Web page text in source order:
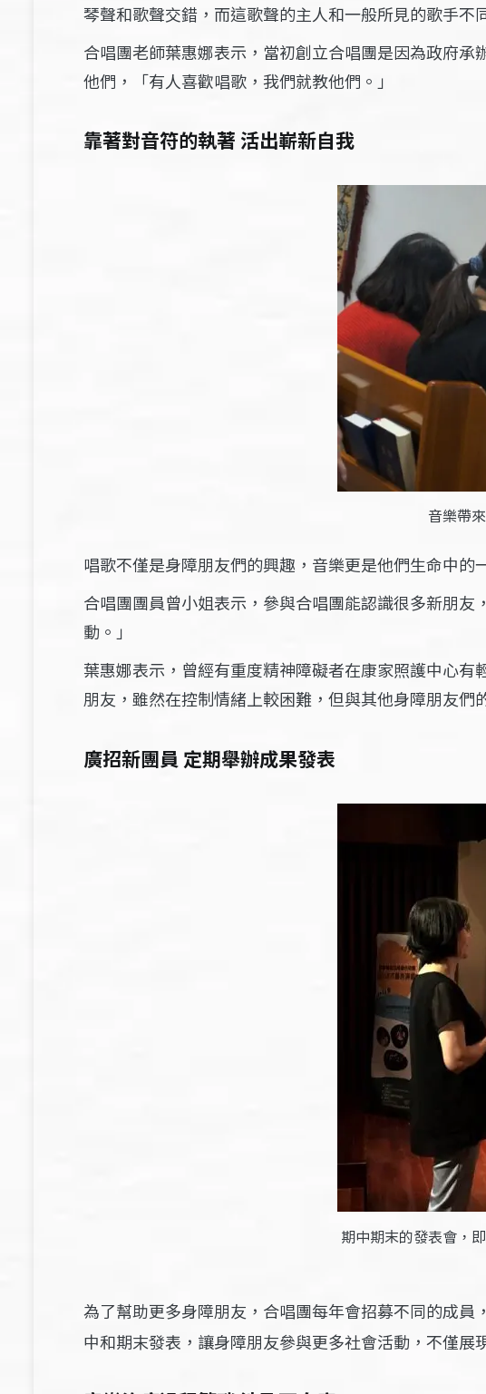
琴聲和歌聲交錯，而這歌聲的主人和一般所見的歌手
合唱團老師葉惠娜表示，當初創立合唱團是因為政府
他們，「有人喜歡唱歌，我們就教他們。」
靠著對音符的執著 活出嶄新自我
音樂帶
唱歌不僅是身障朋友們的興趣，音樂更是他們生命中
合唱團團員曾小姐表示，參與合唱團能認識很多新朋
動。」
葉惠娜表示，曾經有重度精神障礙者在康家照護中心
朋友，雖然在控制情緒上較困難，但與其他身障朋友
廣招新團員 定期舉辦成果發表
期中期末的發表會，
為了幫助更多身障朋友，合唱團每年會招募不同的成員
中和期末發表，讓身障朋友參與更多社會活動，不僅